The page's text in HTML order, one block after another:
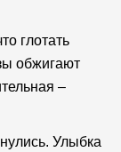
глотать
обжигают
–
Улыбка